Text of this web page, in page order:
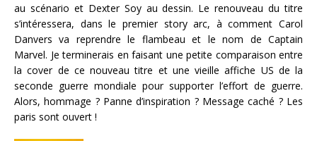
au scénario et Dexter Soy au dessin. Le renouveau du titre
s’intéressera, dans le premier story arc, à comment Carol
Danvers va reprendre le flambeau et le nom de Captain
Marvel. Je terminerais en faisant une petite comparaison entre
la cover de ce nouveau titre et une vieille affiche US de la
seconde guerre mondiale pour supporter l’effort de guerre.
Alors, hommage ? Panne d’inspiration ? Message caché ? Les
paris sont ouvert !